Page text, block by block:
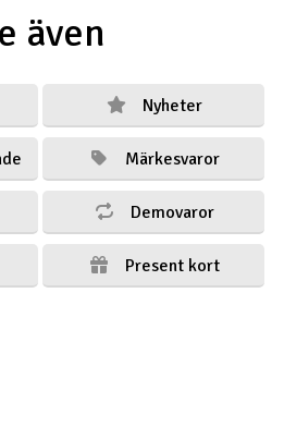
även
Nyheter
Märkesvaror
Demovaror
Present kort